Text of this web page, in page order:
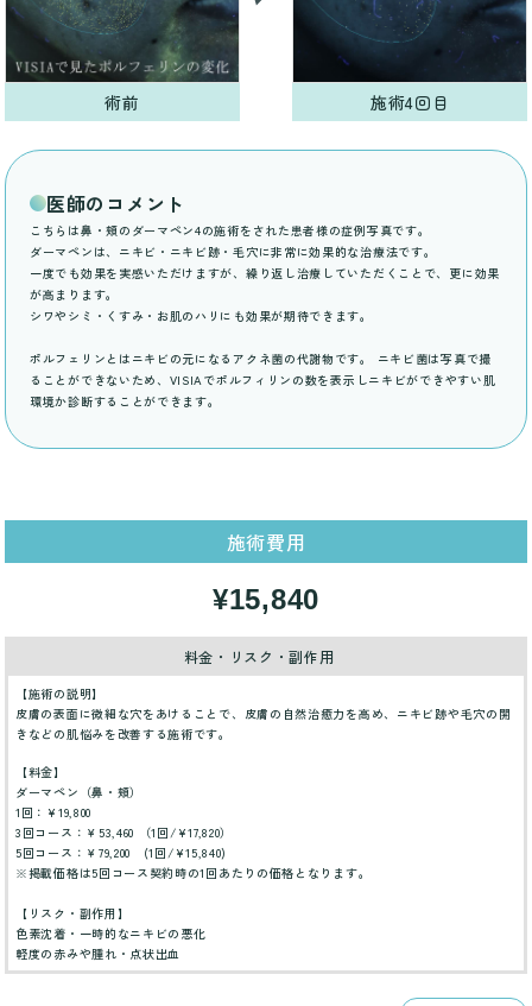
術前 施術4回目
医師のコメント
こちらは鼻・頬のダーマペン4の施術をされた患者様の症例写真です。
ダーマペンは、ニキビ・ニキビ跡・毛穴に非常に効果的な治療法です。
一度でも効果を実感いただけますが、繰り返し治療していただくことで、更に効果
が高まります。
シワやシミ・くすみ・お肌のハリにも効果が期待できます。
ポルフェリンとはニキビの元になるアクネ菌の代謝物です。 ニキビ菌は写真で撮
ることができないため、VISIAでポルフィリンの数を表示しニキビができやすい肌
環境か診断することができます。
施術費用
¥15,840
料金・リスク・副作用
【施術の説明】
皮膚の表面に微細な穴をあけることで、皮膚の自然治癒力を高め、ニキビ跡や毛穴の開
きなどの肌悩みを改善する施術です。
【料金】
ダーマペン（鼻・頬）
1回：¥19,800
3回コース：￥53,460 （1回/¥17,820）
5回コース：￥79,200 (1回/¥15,840)
※掲載価格は5回コース契約時の1回あたりの価格となります。
【リスク・副作用】
色素沈着・一時的なニキビの悪化
軽度の赤みや腫れ・点状出血